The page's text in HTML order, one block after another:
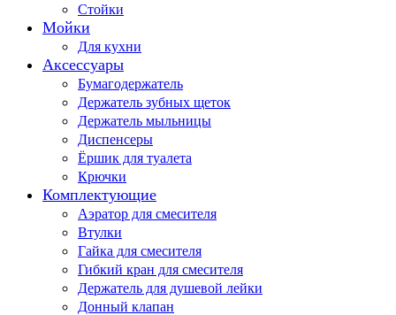
Стойки
Мойки
Для кухни
Аксессуары
Бумагодержатель
Держатель зубных щеток
Держатель мыльницы
Диспенсеры
Ёршик для туалета
Крючки
Комплектующие
Аэратор для смесителя
Втулки
Гайка для смесителя
Гибкий кран для смесителя
Держатель для душевой лейки
Донный клапан